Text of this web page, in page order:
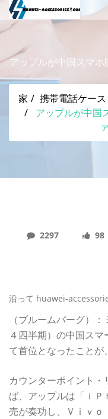
アップルが中国スマ
家
携帯電話ケース
アップルが中国
2297 98
沿って huawei-
（ブルームバーグ）
４四半期）の中国ス
て首位となったことが
カウンターポイント
ば、アップルは「ｉ
売が奏功し、Ｖｉｖ